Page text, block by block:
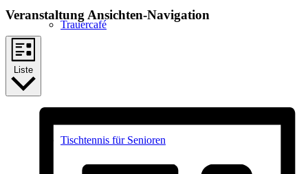
Trauercafé
Tischtennis für Senioren
Veranstaltung Ansichten-Navigation
Liste